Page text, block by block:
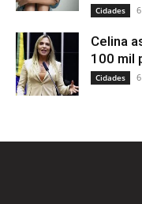
Cidades
Celina
100 mil
Cidades